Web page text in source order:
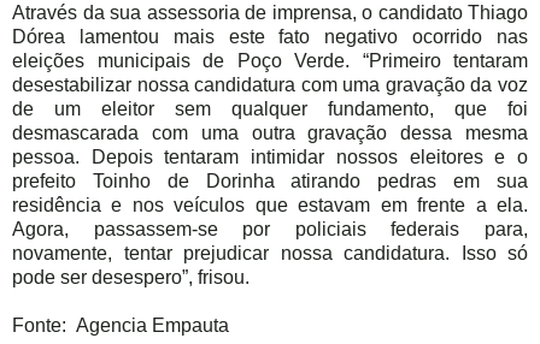
Através da sua assessoria de imprensa, o candidato Thiago
Dórea lamentou mais este fato negativo ocorrido nas
eleições municipais de Poço Verde. “Primeiro tentaram
desestabilizar nossa candidatura com uma gravação da voz
de um eleitor sem qualquer fundamento, que foi
desmascarada com uma outra gravação dessa mesma
pessoa. Depois tentaram intimidar nossos eleitores e o
prefeito Toinho de Dorinha atirando pedras em sua
residência e nos veículos que estavam em frente a ela.
Agora, passassem-se por policiais federais para,
novamente, tentar prejudicar nossa candidatura. Isso só
pode ser desespero”, frisou.
Fonte: Agencia Empauta